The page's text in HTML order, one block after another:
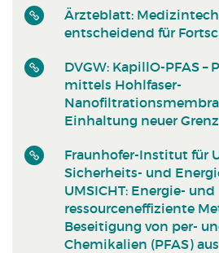
Ärzteblatt:
entscheidend für
DVGW: KapillO-PFAS –
mittels Hohlfaser-
Einhaltung neuer
Fraunhofer-Institut für
Sicherheits- und
UMSICHT: Energie- und
ressourceneffiziente
Beseitigung von per-
Chemikalien (PFAS)